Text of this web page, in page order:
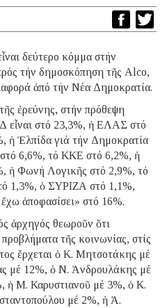
δεύτερο κόμμα στήν
τήν δημοσκόπηση τῆς Alco,
ἀπό τήν Νέα Δημοκρατία.
ἐρεύνης, στήν πρόθεψη
εἶναι στό 23,3%, ἡ ΕΛΑΣ στό
Ἐλπίδα γιά τήν Δημοκρατία
6,6%, τό ΚΚΕ στό 6,2%, ἡ
ἡ Φωνή Λογικῆς στό 2,9%, τό
1,3%, ὁ ΣΥΡΙΖΑ στό 1,1%,
ἀποφασίσει» στό 16%.
ἀρχηγός θεωροῦν ὅτι
τῆς κοινωνίας, στίς
ἔρχεται ὁ Κ. Μητσοτάκης μέ
μέ 12%, ὁ Ν. Ἀνδρουλάκης μέ
ἡ Μ. Καρυστιανοῦ μέ 3%, ὁ Κ.
μέ 2%, ἡ Ἀ.